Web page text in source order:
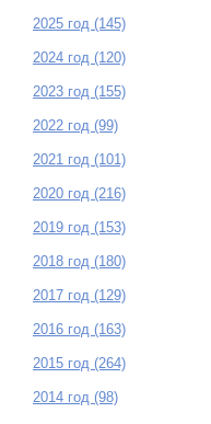
2025 год (145)
2024 год (120)
2023 год (155)
2022 год (99)
2021 год (101)
2020 год (216)
2019 год (153)
2018 год (180)
2017 год (129)
2016 год (163)
2015 год (264)
2014 год (98)